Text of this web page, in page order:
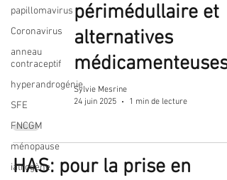
papillomavirus
Coronavirus
anneau
contraceptif
hyperandrogénie
SFE
FNCGM
ménopause
iatrogène
périmédullaire et
alternatives
médicamenteuses
Sylvie Mesrine
24 juin 2025
1 min de lecture
HAS: pour la prise en